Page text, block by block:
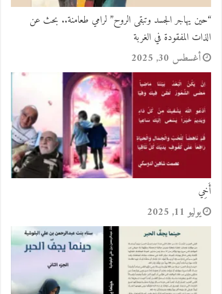
“حين يهاجر الجسد وتبقى الروح” لرامي طعامنة.. بحث عن
الذات المفقودة في الغربة
أغسطس 30, 2025
أَخِي
يوليو 11, 2025